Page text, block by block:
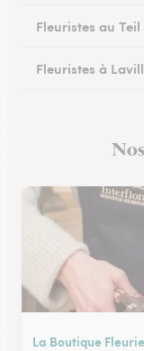
Fleuristes au Teil
Fleuristes à
Fleuristes à
La Boutique Fleurie